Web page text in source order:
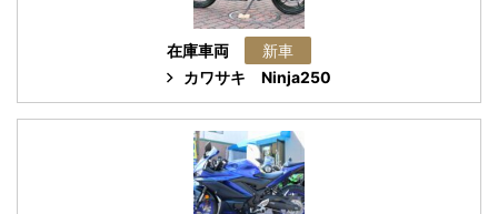
在庫車両
新車
カワサキ Ninja250